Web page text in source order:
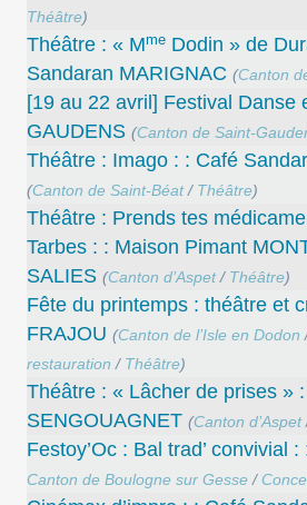
Théâtre)
Théâtre : « Mme Dodin » de
Sandaran MARIGNAC (Canton
[19 au 22 avril] Festival Danse
GAUDENS (Canton de Saint-
Théâtre : Imago : : Café
(Canton de Saint-Béat/ Théâtre)
Théâtre : Prends tes
Tarbes : : Maison Pimant
SALIES (Canton d’Aspet/ Théâtre)
Fête du printemps : théâtre et
FRAJOU (Canton de l’Isle en Dodon
restauration / Théâtre)
Théâtre : « Lâcher de prises »
SENGOUAGNET (Canton d’Aspet
Festoy’Oc : Bal trad’ convivial
Canton de Boulogne sur Gesse/